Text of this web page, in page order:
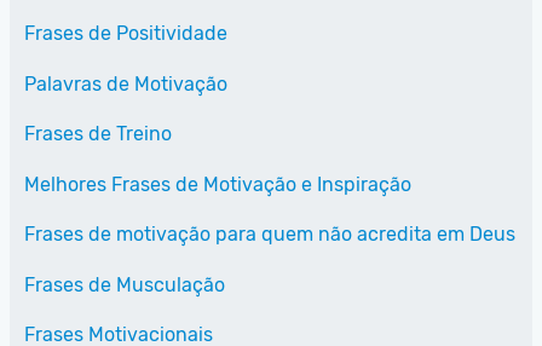
Frases de Positividade
Palavras de Motivação
Frases de Treino
Melhores Frases de Motivação e Inspiração
Frases de motivação para quem não acredita em Deus
Frases de Musculação
Frases Motivacionais